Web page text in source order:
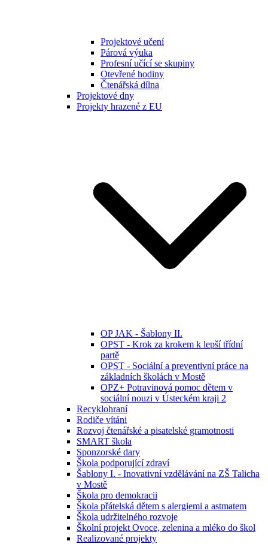
Projektové učení
Párová výuka
Profesní učící se skupiny
Otevřené hodiny
Čtenářská dílna
Projektové dny
Projekty hrazené z EU
OP JAK - Šablony II.
OPST - Krok za krokem k lepší třídní
partě
OPST - Sociální a preventivní práce na
základních školách v Mostě
OPZ+ Potravinová pomoc dětem v
sociální nouzi v Ústeckém kraji 2
Recyklohraní
Rodiče vítáni
Rozvoj čtenářské a pisatelské gramotnosti
SMART škola
Sponzorské dary
Škola podporující zdraví
Šablony I. - Inovativní vzdělávání na ZŠ Talicha
v Mostě
Škola pro demokracii
Škola přátelská dětem s alergiemi a astmatem
Škola udržitelného rozvoje
Školní projekt Ovoce, zelenina a mléko do škol
Realizované projekty